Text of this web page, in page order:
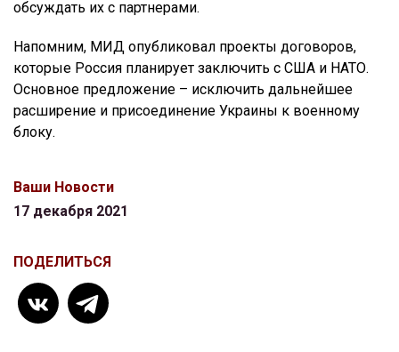
обсуждать их с партнерами.
Напомним, МИД опубликовал проекты договоров,
которые Россия планирует заключить с США и НАТО.
Основное предложение – исключить дальнейшее
расширение и присоединение Украины к военному
блоку.
Ваши Новости
17 декабря 2021
ПОДЕЛИТЬСЯ